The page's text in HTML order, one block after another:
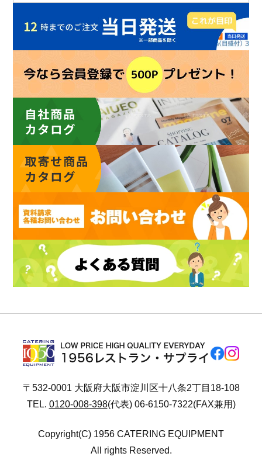
〒532-0001 大阪府大阪市淀川区十八条2丁目18-108
TEL. 0120-008-398(代表) 06-6150-7322(FAX兼用)
Copyright(C) 1956 CATERING EQUIPMENT
All rights Reserved.